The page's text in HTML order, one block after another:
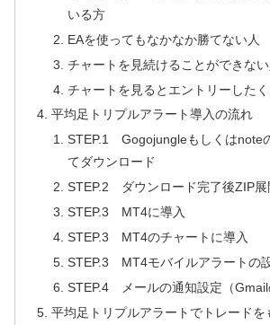
いる方
EAを使ってもなかなか勝てない人
チャートを見続けることができない
チャートを見るとエントリーした
平均足トリプルアラート導入の流れ
STEP.1 Gogojungleもしくはnote
てダウンロード
STEP.2 ダウンロード完了後ZIP展
STEP.3 MT4に導入
STEP.3 MT4のチャートに導入
STEP.3 MT4モバイルアラートの
STEP.4 メールの通知設定（Gmail
平均足トリプルアラートでトレードを